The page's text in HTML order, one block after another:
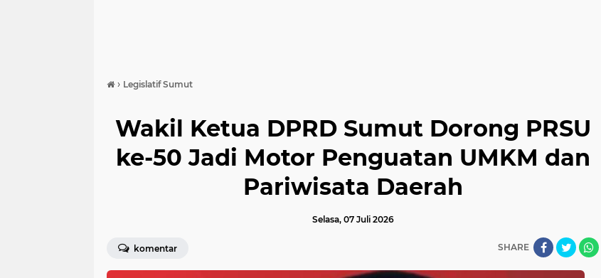
› Legislatif Sumut
Wakil Ketua DPRD Sumut Dorong PRSU
ke-50 Jadi Motor Penguatan UMKM dan
Pariwisata Daerah
Selasa, 07 Juli 2026
komentar SHARE